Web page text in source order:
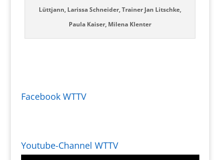
Lüttjann, Larissa Schneider, Trainer Jan Litschke,
Paula Kaiser, Milena Klenter
Facebook WTTV
Youtube-Channel WTTV